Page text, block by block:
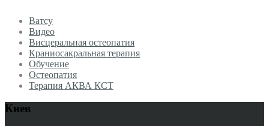
Ватсу
Видео
Висцеральная остеопатия
Краниосакральная терапия
Обучение
Остеопатия
Терапия АКВА КСТ
Киев